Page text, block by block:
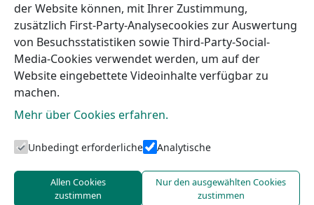
←Gästehaus Leveri Gästehaus ‚Štīmers‘ →
Touristeninformation von Talsi
der Website können, mit Ihrer Zustimmung,
zusätzlich First-Party-Analysecookies zur Auswertung
von Besuchsstatistiken sowie Third-Party-Social-
Media-Cookies verwendet werden, um auf der
Website eingebettete Videoinhalte verfügbar zu
machen.
Mehr über Cookies erfahren.
Unbedingt erforderliche Analytische
Allen Cookies
zustimmen
Nur den ausgewählten Cookies
zustimmen